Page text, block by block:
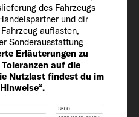
des Fahrzeugs
und dir
auflasten,
Sonderausstattung
Erläuterungen zu
auf die
Nutzlast findest du im
/